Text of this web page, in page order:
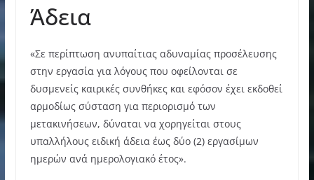
Άδεια
«Σε περίπτωση ανυπαίτιας αδυναμίας προσέλευσης
στην εργασία για λόγους που οφείλονται σε
δυσμενείς καιρικές συνθήκες και εφόσον έχει εκδοθεί
αρμοδίως σύσταση για περιορισμό των
μετακινήσεων, δύναται να χορηγείται στους
υπαλλήλους ειδική άδεια έως δύο (2) εργασίμων
ημερών ανά ημερολογιακό έτος».